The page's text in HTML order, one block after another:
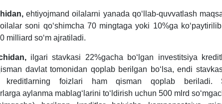
ehtiyojmand oilalarni yanada qoʻllab-quvvatlash
soni qoʻshimcha 70 mingtaga yoki 10%ga
milliard soʻm ajratiladi.
ilgari stavkasi 22%gacha boʻlgan investitsiya
davlat tomonidan qoplab berilgan boʻlsa, endi
kreditlarning foizlari ham qisman qoplab beriladi.
aylanma mablagʻlarini toʻldirish uchun 500 mlrd